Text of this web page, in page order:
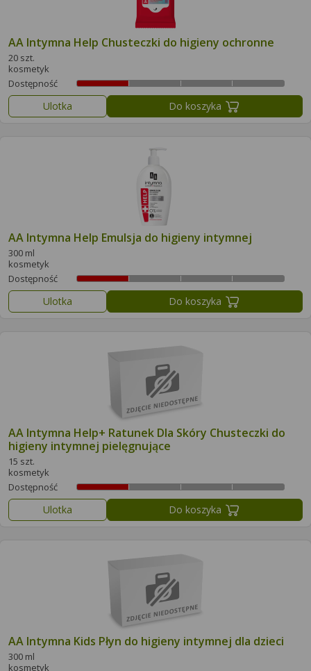
AA Intymna Help Chusteczki do higieny ochronne
20 szt.
kosmetyk
Dostępność
Ulotka Do koszyka
AA Intymna Help Emulsja do higieny intymnej
300 ml
kosmetyk
Dostępność
Ulotka Do koszyka
AA Intymna Help+ Ratunek Dla Skóry Chusteczki do
higieny intymnej pielęgnujące
15 szt.
kosmetyk
Dostępność
Ulotka Do koszyka
AA Intymna Kids Płyn do higieny intymnej dla dzieci
300 ml
kosmetyk